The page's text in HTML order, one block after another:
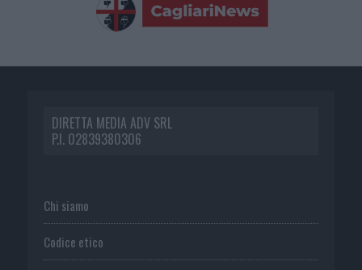
DIRETTA MEDIA ADV SRL
P.I. 02839380306
Chi siamo
Codice etico